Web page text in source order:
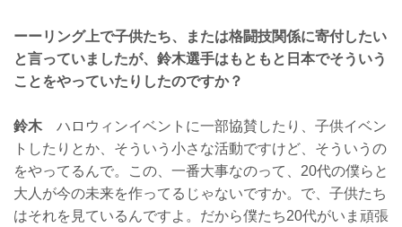
ーーリング上で子供たち、または格闘技関係に寄付したい
と言っていましたが、鈴木選手はもともと日本でそういう
ことをやっていたりしたのですか？
鈴木 ハロウィンイベントに一部協賛したり、子供イベン
トしたりとか、そういう小さな活動ですけど、そういうの
をやってるんで。この、一番大事なのって、20代の僕らと
大人が今の未来を作ってるじゃないですか。で、子供たち
はそれを見ているんですよ。だから僕たち20代がいま頑張